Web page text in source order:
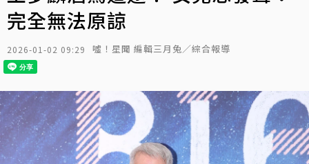
完全無法原諒
2026-01-02 09:29 噓！星聞 編輯三月兔／綜合報導